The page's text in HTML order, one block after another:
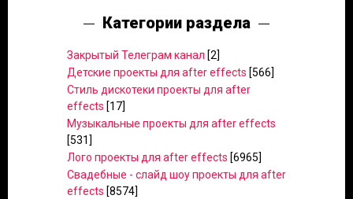
Категории раздела
Закрытый Телеграм канал [2]
Детские проекты для after effects [566]
Стиль дискотеки проекты для after
effects [17]
Музыкальные проекты для after effects
[531]
Лого проекты для after effects [6965]
Свадебные - слайд шоу проекты для after
effects [8574]